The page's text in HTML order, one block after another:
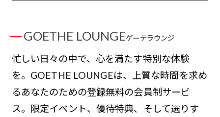
GOETHE LOUNGEゲーテラウンジ
忙しい日々の中で、心を満たす特別な体験
を。GOETHE LOUNGEは、上質な時間を求め
るあなたのための登録無料の会員制サービ
ス。限定イベント、優待特典、そして選りす